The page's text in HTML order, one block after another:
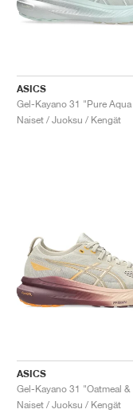
ASICS
Naiset / Juoksu / Kengät
ASICS
Naiset / Juoksu / Kengät